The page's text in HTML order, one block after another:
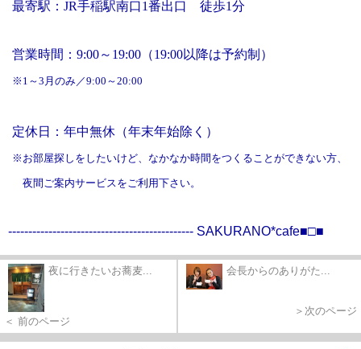
最寄駅：JR手稲駅南口1番出口 徒歩1分
営業時間：9:00～19:00（19:00以降は予約制）
※1～3月のみ／9:00～20:00
定休日：年中無休（年末年始除く）
※お部屋探しをしたいけど、なかなか時間をつくることができない方、
夜間ご案内サービスをご利用下さい。
---------------------------------------------- SAKURANO*cafe■□■
夜に行きたいお蕎麦...
＜ 前のページ
会長からのありがた...
＞次のページ